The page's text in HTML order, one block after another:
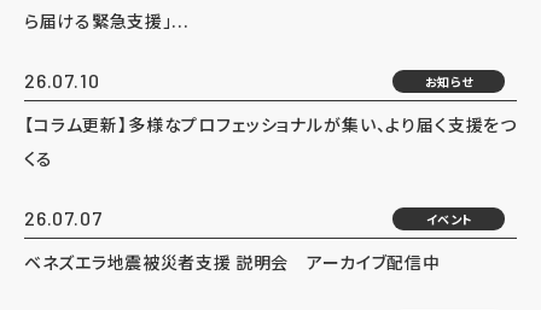
ら届ける緊急支援」...
26.07.10 お知らせ
【コラム更新】多様なプロフェッショナルが集い、より届く支援をつ
くる
26.07.07 イベント
ベネズエラ地震被災者支援 説明会 アーカイブ配信中